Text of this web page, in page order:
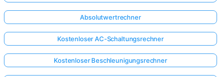
Absolutwertrechner
Kostenloser AC-Schaltungsrechner
Kostenloser Beschleunigungsrechner